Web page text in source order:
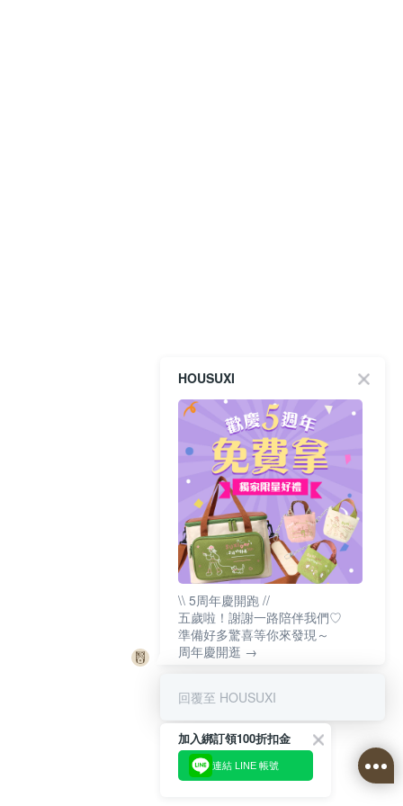
HOUSUXI
\\ 5周年慶開跑 //
五歲啦！謝謝一路陪伴我們♡
準備好多驚喜等你來發現～
周年慶開逛 →
回覆至 HOUSUXI
加入綁訂領100折扣金
連結 LINE 帳號